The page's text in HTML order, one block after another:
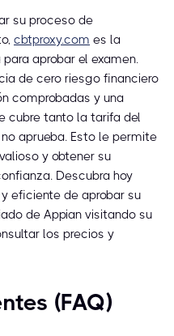
su proceso de
cbtproxy.com es la
aprobar el examen.
de cero riesgo financiero
comprobadas y una
cubre tanto la tarifa del
aprueba. Esto le permite
y obtener su
Descubra hoy
eficiente de aprobar su
de Appian visitando su
los precios y
(FAQ)